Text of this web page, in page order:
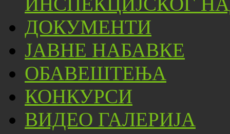
ДОКУМЕНТИ
ЈАВНЕ НАБАВКЕ
ОБАВЕШТЕЊА
КОНКУРСИ
ВИДЕО ГАЛЕРИЈА